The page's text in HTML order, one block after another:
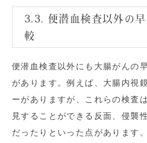
3.3. 便潜血検査以外の
較
便潜血検査以外にも大腸がんの
があります。例えば、大腸内視
ーがありますが、これらの検査
見することができる反面、侵襲
だったりといった点があります